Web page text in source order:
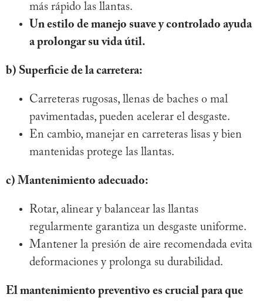
más rápido las llantas.
Un estilo de manejo suave y controlado ayuda
a prolongar su vida útil.
b) Superficie de la carretera:
Carreteras rugosas, llenas de baches o mal
pavimentadas, pueden acelerar el desgaste.
En cambio, manejar en carreteras lisas y bien
mantenidas protege las llantas.
c) Mantenimiento adecuado:
Rotar, alinear y balancear las llantas
regularmente garantiza un desgaste uniforme.
Mantener la presión de aire recomendada evita
deformaciones y prolonga su durabilidad.
El mantenimiento preventivo es crucial para que